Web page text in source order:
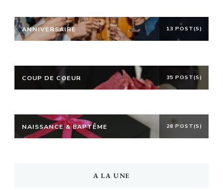
ANNIVERSAIRE 13 POST(S)
COUP DE COEUR 35 POST(S)
NAISSANCE & BAPTÊME 28 POST(S)
A LA UNE